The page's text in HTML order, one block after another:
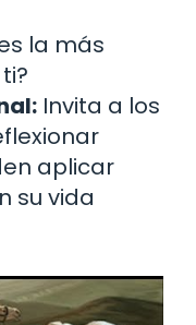
la más
Invita a los
aplicar
su vida